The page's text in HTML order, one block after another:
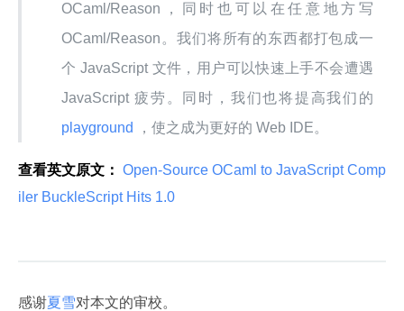
OCaml/Reason，同时也可以在任意地方写
OCaml/Reason。我们将所有的东西都打包成一
个 JavaScript 文件，用户可以快速上手不会遭遇
JavaScript 疲劳。同时，我们也将提高我们的
playground
，使之成为更好的 Web IDE。
查看英文原文： Open-Source OCaml to JavaScript Comp
iler BuckleScript Hits 1.0
感谢夏雪对本文的审校。